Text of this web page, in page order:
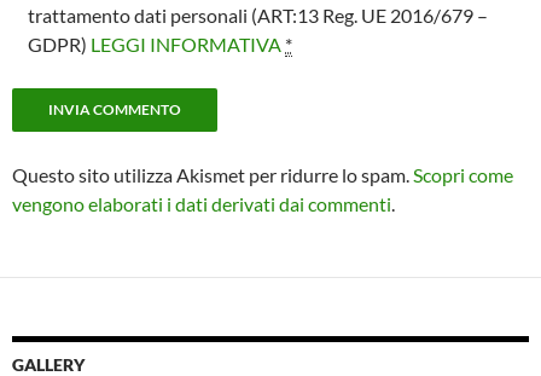
trattamento dati personali (ART:13 Reg. UE 2016/679 –
GDPR) LEGGI INFORMATIVA *
Questo sito utilizza Akismet per ridurre lo spam.Scopri come
vengono elaborati i dati derivati dai commenti.
GALLERY